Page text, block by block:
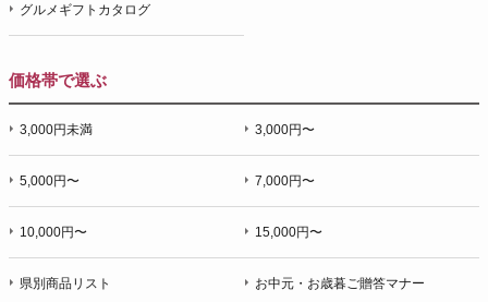
グルメギフトカタログ
価格帯で選ぶ
3,000円未満 3,000円〜
5,000円〜 7,000円〜
10,000円〜 15,000円〜
県別商品リスト お中元・お歳暮ご贈答マナー